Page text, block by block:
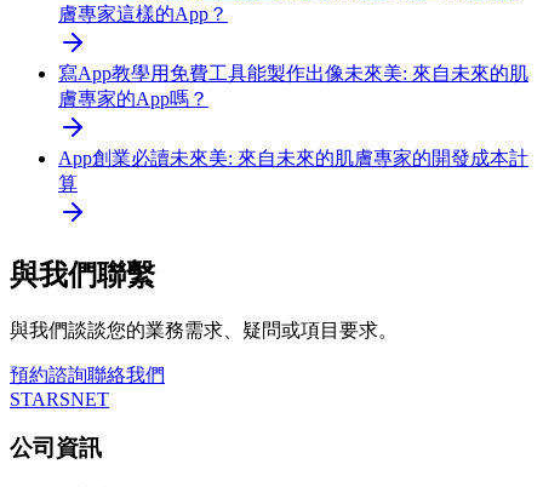
膚專家這樣的App？
寫App教學用免費工具能製作出像未來美: 來自未來的肌
膚專家的App嗎？
App創業必讀未來美: 來自未來的肌膚專家的開發成本計
算
與我們聯繫
與我們談談您的業務需求、疑問或項目要求。
預約諮詢聯絡我們
STARSNET
公司資訊